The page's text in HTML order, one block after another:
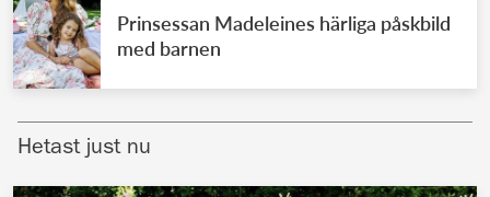
UTLÄNDSKT
VÄRLDENS KUNGAHUS
Brittiska kungahuset
Prinsessan Madeleines härliga påskbild
med barnen
Hetast just nu